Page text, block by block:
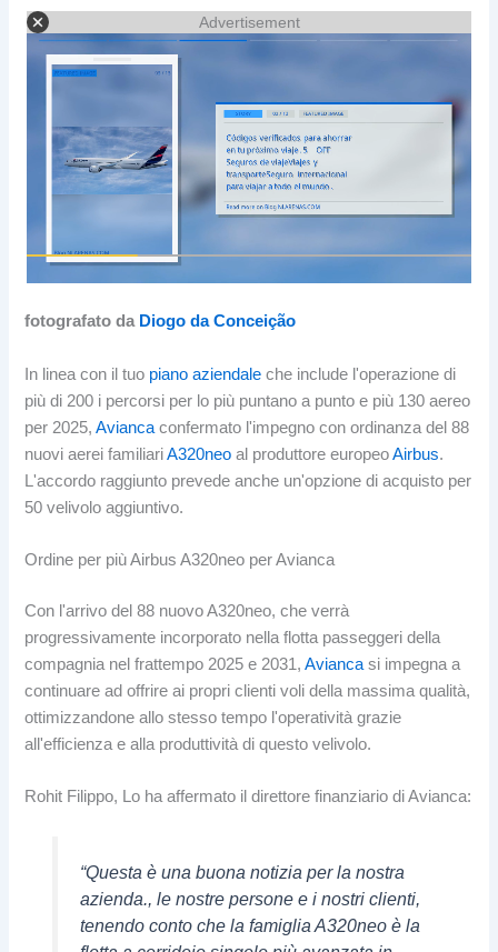
Advertisement
fotografato da Diogo da Conceição
In linea con il tuo piano aziendale che include l'operazione di
più di 200 i percorsi per lo più puntano a punto e più 130 aereo
per 2025,Avianca confermato l'impegno con ordinanza del 88
nuovi aerei familiariA320neo al produttore europeoAirbus.
L'accordo raggiunto prevede anche un'opzione di acquisto per
50 velivolo aggiuntivo.
Ordine per più Airbus A320neo per Avianca
Con l'arrivo del 88 nuovo A320neo, che verrà
progressivamente incorporato nella flotta passeggeri della
compagnia nel frattempo 2025 e 2031,Avianca si impegna a
continuare ad offrire ai propri clienti voli della massima qualità,
ottimizzandone allo stesso tempo l'operatività grazie
all'efficienza e alla produttività di questo velivolo.
Rohit Filippo, Lo ha affermato il direttore finanziario di Avianca:
“Questa è una buona notizia per la nostra
azienda., le nostre persone e i nostri clienti,
tenendo conto che la famiglia A320neo è la